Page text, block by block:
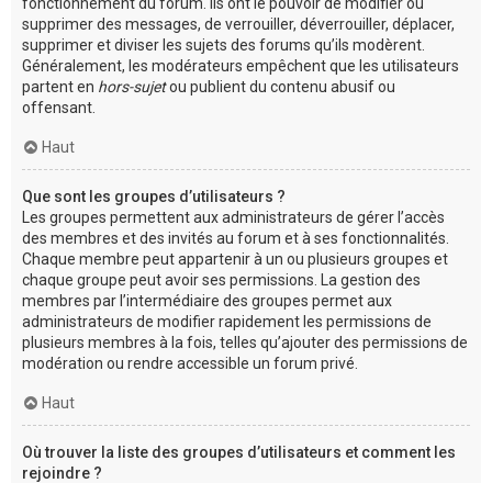
supprimer des messages, de verrouiller, déverrouiller, déplacer,
supprimer et diviser les sujets des forums qu’ils modèrent.
Généralement, les modérateurs empêchent que les utilisateurs
partent en hors-sujetou publient du contenu abusif ou
offensant.
Haut
Que sont les groupes d’utilisateurs ?
Les groupes permettent aux administrateurs de gérer l’accès
des membres et des invités au forum et à ses fonctionnalités.
Chaque membre peut appartenir à un ou plusieurs groupes et
chaque groupe peut avoir ses permissions. La gestion des
membres par l’intermédiaire des groupes permet aux
administrateurs de modifier rapidement les permissions de
plusieurs membres à la fois, telles qu’ajouter des permissions de
modération ou rendre accessible un forum privé.
Haut
Où trouver la liste des groupes d’utilisateurs et comment les
rejoindre ?